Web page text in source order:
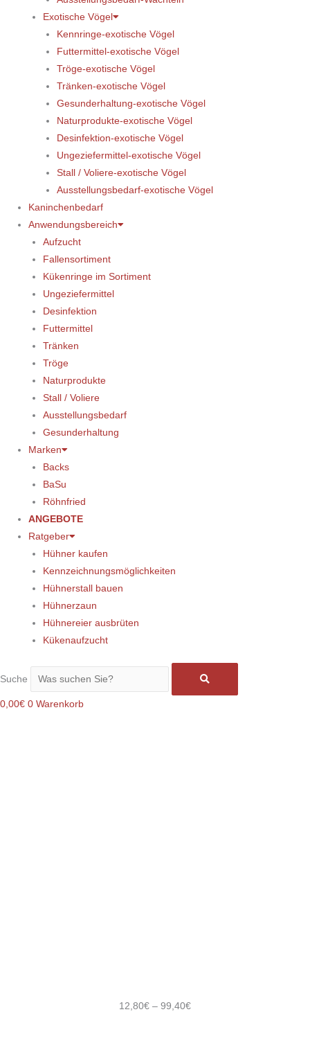
Exotische Vögel
Kennringe-exotische Vögel
Futtermittel-exotische Vögel
Tröge-exotische Vögel
Tränken-exotische Vögel
Gesunderhaltung-exotische Vögel
Naturprodukte-exotische Vögel
Desinfektion-exotische Vögel
Ungeziefermittel-exotische Vögel
Stall / Voliere-exotische Vögel
Ausstellungsbedarf-exotische Vögel
Kaninchenbedarf
Anwendungsbereich
Aufzucht
Fallensortiment
Kükenringe im Sortiment
Ungeziefermittel
Desinfektion
Futtermittel
Tränken
Tröge
Naturprodukte
Stall / Voliere
Ausstellungsbedarf
Gesunderhaltung
Marken
Backs
BaSu
Röhnfried
ANGEBOTE
Ratgeber
Hühner kaufen
Kennzeichnungsmöglichkeiten
Hühnerstall bauen
Hühnerzaun
Hühnereier ausbrüten
Kükenaufzucht
Suche
0,00€ 0 Warenkorb
12,80€ – 99,40€